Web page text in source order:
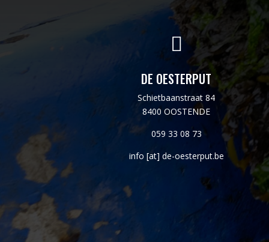

DE OESTERPUT
Schietbaanstraat 84
8400 OOSTENDE
059 33 08 73
info [at] de-oesterput.be